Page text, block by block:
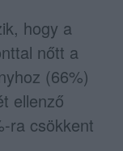
hogy a
nőtt a
(66%)
ellenző
ra csökkent